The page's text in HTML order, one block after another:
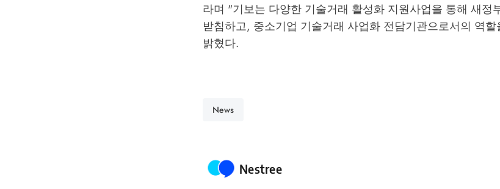
라며 "기보는 다양한 기술거래 활성화 지원사업을 통해 새정
받침하고, 중소기업 기술거래 사업화 전담기관으로서의 역
밝혔다.
News
Posted by
Nestree